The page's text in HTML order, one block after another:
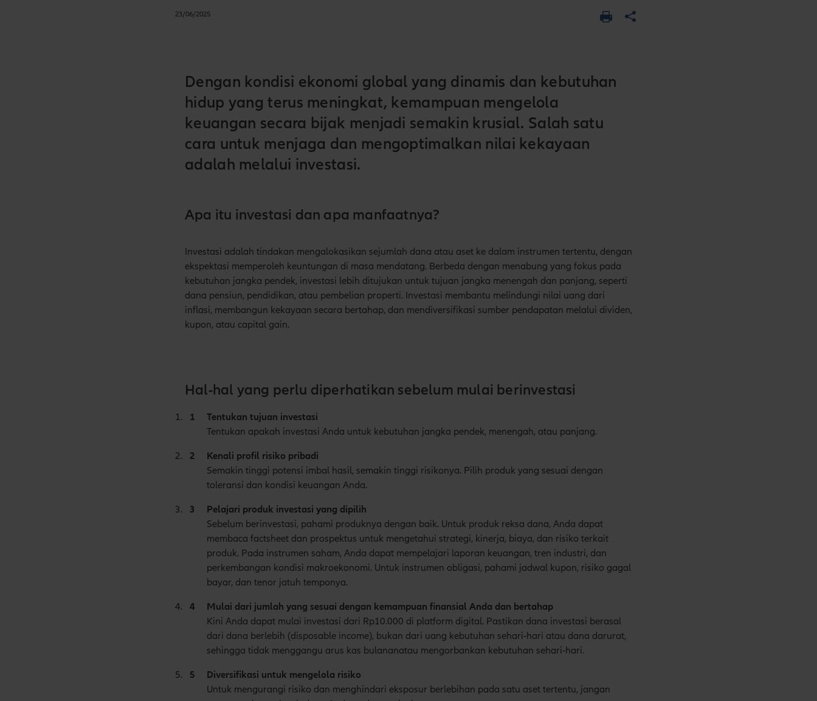
23/06/2025
Dengan kondisi ekonomi global yang dinamis dan kebutuhan
hidup yang terus meningkat, kemampuan mengelola
keuangan secara bijak menjadi semakin krusial. Salah satu
cara untuk menjaga dan mengoptimalkan nilai kekayaan
adalah melalui investasi.
Apa itu investasi dan apa manfaatnya?
Investasi adalah tindakan mengalokasikan sejumlah dana atau aset ke dalam instrumen tertentu, dengan
ekspektasi memperoleh keuntungan di masa mendatang. Berbeda dengan menabung yang fokus pada
kebutuhan jangka pendek, investasi lebih ditujukan untuk tujuan jangka menengah dan panjang, seperti
dana pensiun, pendidikan, atau pembelian properti. Investasi membantu melindungi nilai uang dari
inflasi, membangun kekayaan secara bertahap, dan mendiversifikasi sumber pendapatan melalui dividen,
kupon, atau capital gain.
Hal-hal yang perlu diperhatikan sebelum mulai berinvestasi
Tentukan tujuan investasi
Tentukan apakah investasi Anda untuk kebutuhan jangka pendek, menengah, atau panjang.
Kenali profil risiko pribadi
Semakin tinggi potensi imbal hasil, semakin tinggi risikonya. Pilih produk yang sesuai dengan
toleransi dan kondisi keuangan Anda.
Pelajari produk investasi yang dipilih
Sebelum berinvestasi, pahami produknya dengan baik. Untuk produk reksa dana, Anda dapat
membaca factsheet dan prospektus untuk mengetahui strategi, kinerja, biaya, dan risiko terkait
produk. Pada instrumen saham, Anda dapat mempelajari laporan keuangan, tren industri, dan
perkembangan kondisi makroekonomi. Untuk instrumen obligasi, pahami jadwal kupon, risiko gagal
bayar, dan tenor jatuh temponya.
Mulai dari jumlah yang sesuai dengan kemampuan finansial Anda dan bertahap
Kini Anda dapat mulai investasi dari Rp10.000 di platform digital. Pastikan dana investasi berasal
dari dana berlebih (disposable income), bukan dari uang kebutuhan sehari-hari atau dana darurat,
sehingga tidak menggangu arus kas bulananatau mengorbankan kebutuhan sehari-hari.
Diversifikasi untuk mengelola risiko
Untuk mengurangi risiko dan menghindari eksposur berlebihan pada satu aset tertentu, jangan